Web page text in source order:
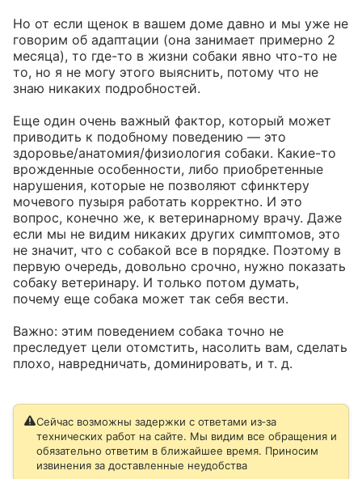
Но от если щенок в вашем доме давно и мы уже не
говорим об адаптации (она занимает примерно 2
месяца), то где-то в жизни собаки явно что-то не
то, но я не могу этого выяснить, потому что не
знаю никаких подробностей.
Еще один очень важный фактор, который может
приводить к подобному поведению — это
здоровье/анатомия/физиология собаки. Какие-то
врожденные особенности, либо приобретенные
нарушения, которые не позволяют сфинктеру
мочевого пузыря работать корректно. И это
вопрос, конечно же, к ветеринарному врачу. Даже
если мы не видим никаких других симптомов, это
не значит, что с собакой все в порядке. Поэтому в
первую очередь, довольно срочно, нужно показать
собаку ветеринару. И только потом думать,
почему еще собака может так себя вести.
Важно: этим поведением собака точно не
преследует цели отомстить, насолить вам, сделать
плохо, навредничать, доминировать, и т. д.
Сейчас возможны задержки с ответами из‑за
технических работ на сайте. Мы видим все обращения и
обязательно ответим в ближайшее время. Приносим
извинения за доставленные неудобства